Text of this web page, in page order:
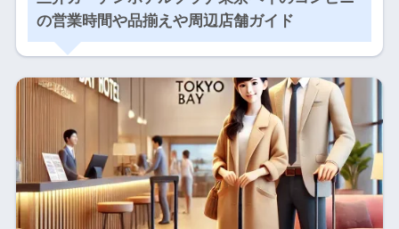
の営業時間や品揃えや周辺店舗ガイド